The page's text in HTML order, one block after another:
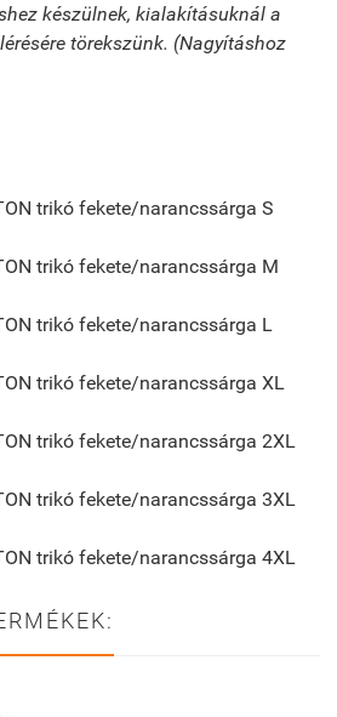
készülnek, kialakításuknál a
törekszünk. (Nagyításhoz
trikó fekete/narancssárga S
trikó fekete/narancssárga M
trikó fekete/narancssárga L
trikó fekete/narancssárga XL
trikó fekete/narancssárga 2XL
trikó fekete/narancssárga 3XL
trikó fekete/narancssárga 4XL